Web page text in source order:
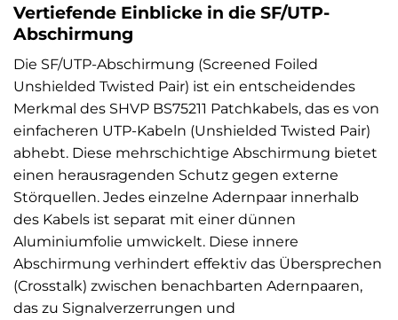
Vertiefende Einblicke in die SF/UTP-
Abschirmung
Die SF/UTP-Abschirmung (Screened Foiled
Unshielded Twisted Pair) ist ein entscheidendes
Merkmal des SHVP BS75211 Patchkabels, das es von
einfacheren UTP-Kabeln (Unshielded Twisted Pair)
abhebt. Diese mehrschichtige Abschirmung bietet
einen herausragenden Schutz gegen externe
Störquellen. Jedes einzelne Adernpaar innerhalb
des Kabels ist separat mit einer dünnen
Aluminiumfolie umwickelt. Diese innere
Abschirmung verhindert effektiv das Übersprechen
(Crosstalk) zwischen benachbarten Adernpaaren,
das zu Signalverzerrungen und